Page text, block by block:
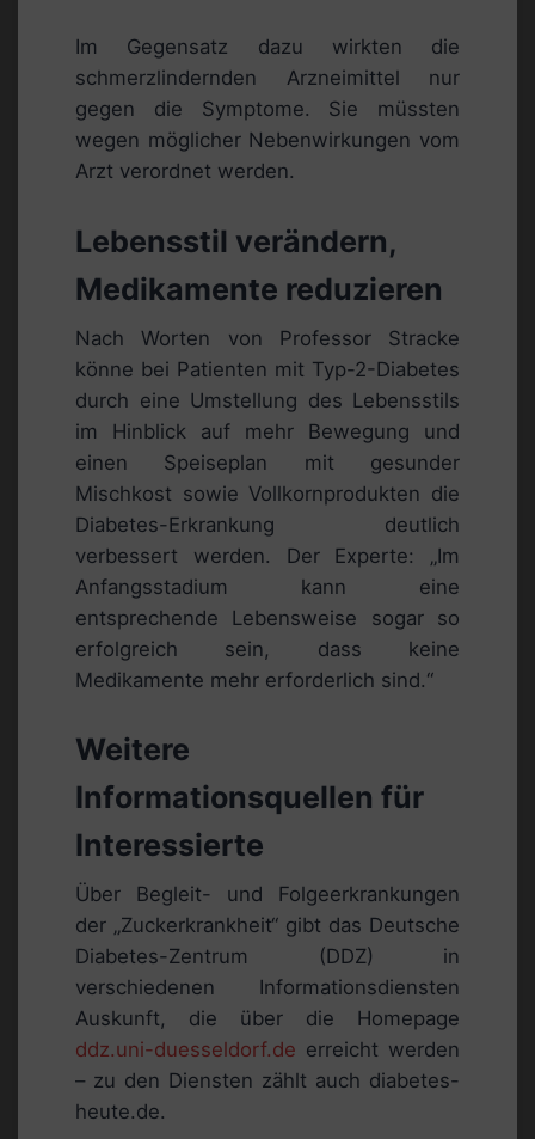
Im Gegensatz dazu wirkten die
schmerzlindernden Arzneimittel nur
gegen die Symptome. Sie müssten
wegen möglicher Nebenwirkungen vom
Arzt verordnet werden.
Lebensstil verändern,
Medikamente reduzieren
Nach Worten von Professor Stracke
könne bei Patienten mit Typ-2-Diabetes
durch eine Umstellung des Lebensstils
im Hinblick auf mehr Bewegung und
einen Speiseplan mit gesunder
Mischkost sowie Vollkornprodukten die
Diabetes-Erkrankung deutlich
verbessert werden. Der Experte: „Im
Anfangsstadium kann eine
entsprechende Lebensweise sogar so
erfolgreich sein, dass keine
Medikamente mehr erforderlich sind.“
Weitere
Informationsquellen für
Interessierte
Über Begleit- und Folgeerkrankungen
der „Zuckerkrankheit“ gibt das Deutsche
Diabetes-Zentrum (DDZ) in
verschiedenen Informationsdiensten
Auskunft, die über die Homepage
ddz.uni-duesseldorf.de erreicht werden
– zu den Diensten zählt auch diabetes-
heute.de.